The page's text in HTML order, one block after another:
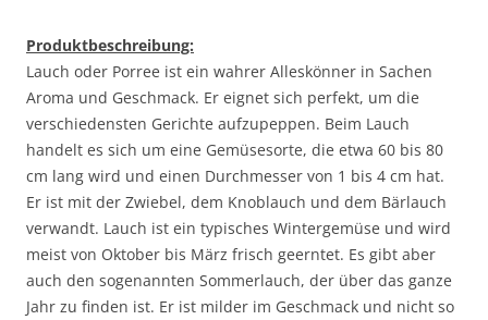
Produktbeschreibung:
Lauch oder Porree ist ein wahrer Alleskönner in Sachen
Aroma und Geschmack. Er eignet sich perfekt, um die
verschiedensten Gerichte aufzupeppen. Beim Lauch
handelt es sich um eine Gemüsesorte, die etwa 60 bis 80
cm lang wird und einen Durchmesser von 1 bis 4 cm hat.
Er ist mit der Zwiebel, dem Knoblauch und dem Bärlauch
verwandt. Lauch ist ein typisches Wintergemüse und wird
meist von Oktober bis März frisch geerntet. Es gibt aber
auch den sogenannten Sommerlauch, der über das ganze
Jahr zu finden ist. Er ist milder im Geschmack und nicht so